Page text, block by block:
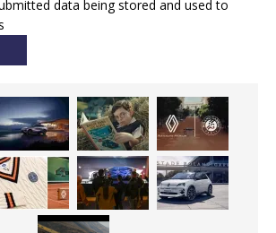
data being stored and used to